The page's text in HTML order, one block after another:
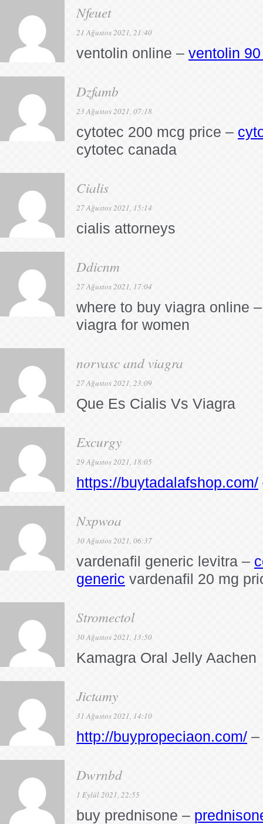
Nfeuet
21 Ağustos 2021, 21:40
ventolin online – ventolin
Dzfamb
23 Ağustos 2021, 07:18
cytotec 200 mcg price –
cytotec canada
Cialis
27 Ağustos 2021, 15:14
cialis attorneys
Ddicnm
27 Ağustos 2021, 17:04
where to buy viagra online
viagra for women
norvasc and viagra
27 Ağustos 2021, 23:09
Que Es Cialis Vs Viagra
Excurgy
29 Ağustos 2021, 18:05
https://buytadalafshop.com/
Nxpwoa
30 Ağustos 2021, 06:37
vardenafil generic levitra –
generic vardenafil 20 mg
Stromectol
30 Ağustos 2021, 13:50
Kamagra Oral Jelly Aachen
Jictamy
31 Ağustos 2021, 14:10
http://buypropeciaon.com/ –
Dwrnbd
1 Eylül 2021, 22:55
buy prednisone –